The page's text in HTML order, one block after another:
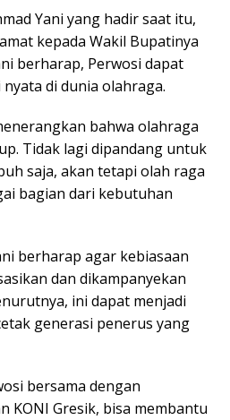
Yani yang hadir saat itu,
kepada Wakil Bupatinya
berharap, Perwosi dapat
di dunia olahraga.
bahwa olahraga
Tidak lagi dipandang untuk
saja, akan tetapi olah raga
bagian dari kebutuhan
berharap agar kebiasaan
dan dikampanyekan
ini dapat menjadi
generasi penerus yang
bersama dengan
KONI Gresik, bisa membantu